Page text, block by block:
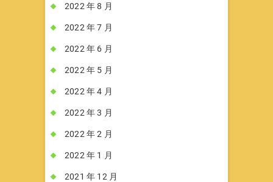
2022 年 8 月
2022 年 7 月
2022 年 6 月
2022 年 5 月
2022 年 4 月
2022 年 3 月
2022 年 2 月
2022 年 1 月
2021 年 12 月